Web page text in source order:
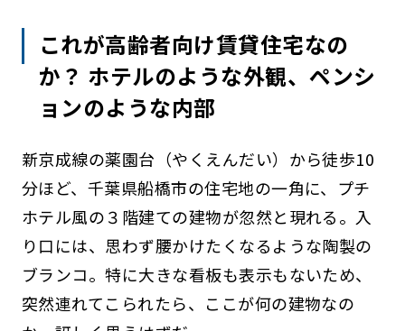
これが高齢者向け賃貸住宅なの
か？ ホテルのような外観、ペンシ
ョンのような内部
新京成線の薬園台（やくえんだい）から徒歩10
分ほど、千葉県船橋市の住宅地の一角に、プチ
ホテル風の３階建ての建物が忽然と現れる。入
り口には、思わず腰かけたくなるような陶製の
ブランコ。特に大きな看板も表示もないため、
突然連れてこられたら、ここが何の建物なの